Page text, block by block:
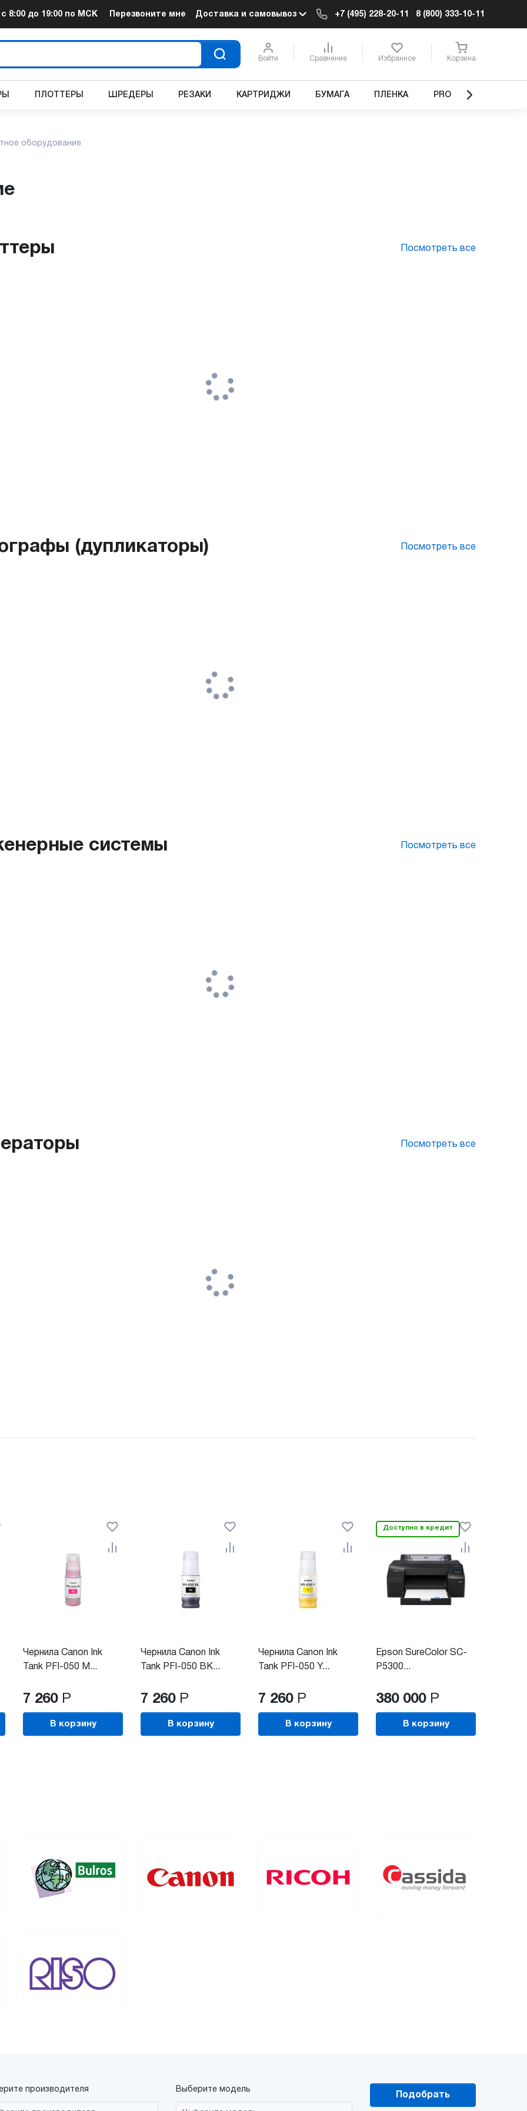
с 8:00 до 19:00 по МСК Перезвоните мне Доставка и самовывоз +7 (495) 228-20-11 8 (800) 333-10-11
Войти Сравнение Избранное Корзина
ПЛОТТЕРЫ ШРЕДЕРЫ РЕЗАКИ КАРТРИДЖИ БУМАГА ПЛЕНКА PRO
оборудование
Посмотреть все
(дупликаторы) Посмотреть все
системы Посмотреть все
Посмотреть все
Чернила Canon Ink
Tank PFl-050 M...
7 260 Р
В корзину
Чернила Canon Ink
Tank PFl-050 BK...
7 260 Р
В корзину
Чернила Canon Ink
Tank PFl-050 Y...
7 260 Р
В корзину
Доступно в кредит
Epson SureColor SC-
P5300...
380 000 Р
В корзину
производителя Выберите модель
Подобрать